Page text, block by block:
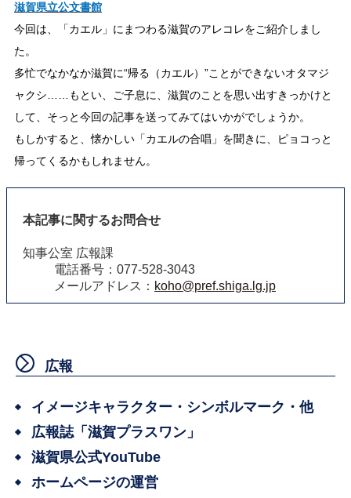
滋賀県立公文書館
今回は、「カエル」にまつわる滋賀のアレコレをご紹介しまし
た。
多忙でなかなか滋賀に“帰る（カエル）”ことができないオタマジ
ャクシ……もとい、ご子息に、滋賀のことを思い出すきっかけと
して、そっと今回の記事を送ってみてはいかがでしょうか。
もしかすると、懐かしい「カエルの合唱」を聞きに、ピョコっと
帰ってくるかもしれません。
本記事に関するお問合せ
知事公室 広報課
電話番号：077-528-3043
メールアドレス： koho@pref.shiga.lg.jp
広報
イメージキャラクター・シンボルマーク・他
広報誌「滋賀プラスワン」
滋賀県公式YouTube
ホームページの運営